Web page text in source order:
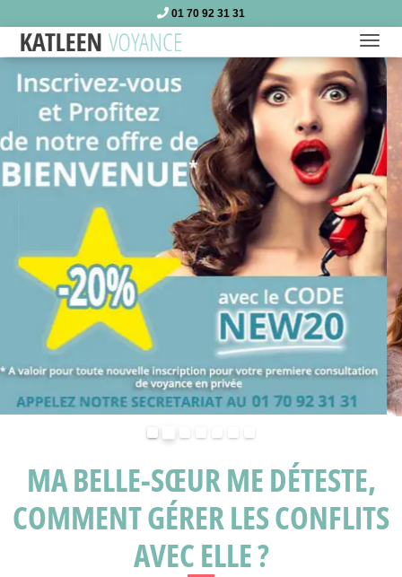
01 70 92 31 31
MA BELLE-SŒUR ME DÉTESTE,
COMMENT GÉRER LES CONFLITS
AVEC ELLE ?